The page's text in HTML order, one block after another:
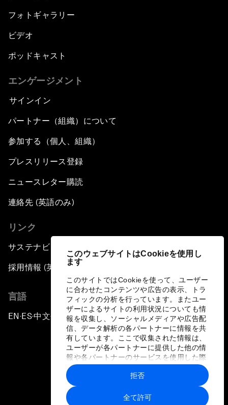
このウェブサイトはCookieを使用し
ます
このサイトではCookieを使って、ユーザー
に合わせたコンテンツや広告の表示、トラ
フィックの分析を行っています。またユー
ザーによるサイトの利用状況についても情
報を収集し、ソーシャルメディアや広告配
信、データ解析の各パートナーに情報を共
有しています。ここで収集された情報は、
ユーザーが各パートナーに提供した他の情
報や各パートナーのサービスを使用した際
に収集された情報と組み合わされ、各パー
トナーによって使用されることがありま
す。
全て許可
拒否
フォトギャラリー
ビデオ
ポッドキャスト
エンゲージメント
サインイン
パートナー（組織）について
参加する（個人、組織）
プレスリリース登録
ニュースレター購読
連絡先 (英語のみ)
リンク
サステナビリティへの取り組み
採用情報 (英語のみ)
言語
EN ▪ES▪中文▪ 日本語
プライバシーポリシーと利用規約